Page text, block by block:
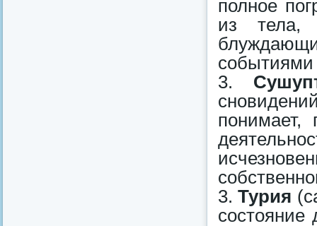
полное
из тела,
3.
понимает,
3.Турия